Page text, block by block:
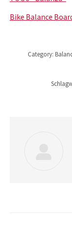
Bike Balance
Category: